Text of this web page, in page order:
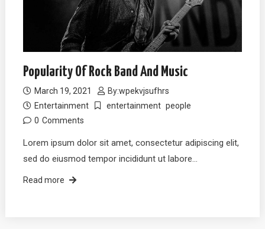
Popularity Of Rock Band And Music
March 19, 2021 By:wpekvjsufhrs
Entertainment
entertainment people
0 Comments
Lorem ipsum dolor sit amet, consectetur adipiscing elit,
sed do eiusmod tempor incididunt ut labore…
Read more